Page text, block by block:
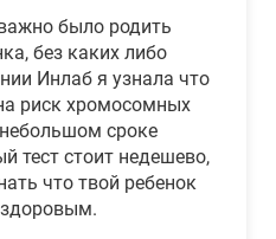
было родить
без каких либо
Инлаб я узнала что
риск хромосомных
сроке
тест стоит недешево,
что твой ребенок
здоровым.